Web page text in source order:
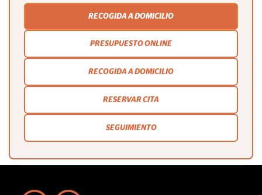
RECOGIDA A DOMICILIO
PRESUPUESTO ONLINE
RECOGIDA A DOMICILIO
RESERVAR CITA
SEGUIMIENTO